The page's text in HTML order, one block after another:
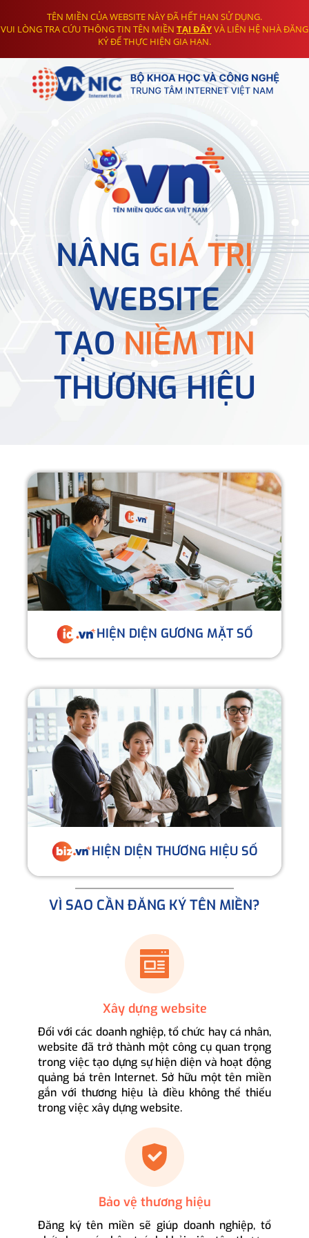
TÊN MIỀN CỦA WEBSITE NÀY ĐÃ HẾT HẠN SỬ DỤNG.
VUI LÒNG TRA CỨU THÔNG TIN TÊN MIỀN TẠI ĐÂYVÀ LIÊN HỆ NHÀ ĐĂNG
KÝ ĐỂ THỰC HIỆN GIA HẠN.
NÂNG GIÁ TRỊ
WEBSITE
TẠONIỀM TIN
THƯƠNG HIỆU
HIỆN DIỆN GƯƠNG MẶT SỐ
HIỆN DIỆN THƯƠNG HIỆU SỐ
VÌ SAO CẦN ĐĂNG KÝ TÊN MIỀN?
Xây dựng website
Đối với các doanh nghiệp, tổ chức hay cá nhân,
website đã trở thành một công cụ quan trọng
trong việc tạo dựng sự hiện diện và hoạt động
quảng bá trên Internet. Sở hữu một tên miền
gắn với thương hiệu là điều không thể thiếu
trong việc xây dựng website.
Bảo vệ thương hiệu
Đăng ký tên miền sẽ giúp doanh nghiệp, tổ